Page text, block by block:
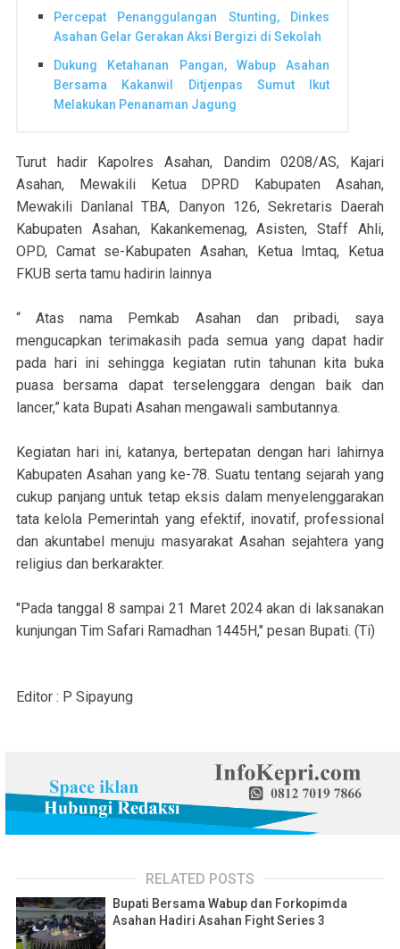
Percepat Penanggulangan Stunting, Dinkes
Asahan Gelar Gerakan Aksi Bergizi di Sekolah
Dukung Ketahanan Pangan, Wabup Asahan
Bersama Kakanwil Ditjenpas Sumut Ikut
Melakukan Penanaman Jagung
Turut hadir Kapolres Asahan, Dandim 0208/AS, Kajari
Asahan, Mewakili Ketua DPRD Kabupaten Asahan,
Mewakili Danlanal TBA, Danyon 126, Sekretaris Daerah
Kabupaten Asahan, Kakankemenag, Asisten, Staff Ahli,
OPD, Camat se-Kabupaten Asahan, Ketua Imtaq, Ketua
FKUB serta tamu hadirin lainnya
“ Atas nama Pemkab Asahan dan pribadi, saya
mengucapkan terimakasih pada semua yang dapat hadir
pada hari ini sehingga kegiatan rutin tahunan kita buka
puasa bersama dapat terselenggara dengan baik dan
lancer,” kata Bupati Asahan mengawali sambutannya.
Kegiatan hari ini, katanya, bertepatan dengan hari lahirnya
Kabupaten Asahan yang ke-78. Suatu tentang sejarah yang
cukup panjang untuk tetap eksis dalam menyelenggarakan
tata kelola Pemerintah yang efektif, inovatif, professional
dan akuntabel menuju masyarakat Asahan sejahtera yang
religius dan berkarakter.
"Pada tanggal 8 sampai 21 Maret 2024 akan di laksanakan
kunjungan Tim Safari Ramadhan 1445H," pesan Bupati. (Ti)
Editor : P Sipayung
RELATED POSTS
Bupati Bersama Wabup dan Forkopimda
Asahan Hadiri Asahan Fight Series 3